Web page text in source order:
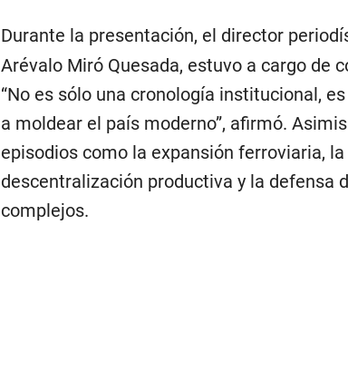
Durante la presentación, el director
Arévalo Miró Quesada, estuvo a cargo de
“No es sólo una cronología institucional,
a moldear el país moderno”, afirmó.
episodios como la expansión ferroviaria,
descentralización productiva y la defensa
complejos.